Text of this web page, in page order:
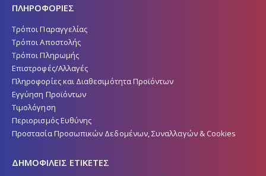
ΠΛΗΡΟΦΟΡΙΕΣ
Τρόποι Παραγγελίας
Τρόποι Αποστολής
Τρόποι Πληρωμής
Επιστροφές/Αλλαγές
Πληροφορίες και Διαθεσιμότητα Προϊόντων
Εγγύηση Προϊόντων
Τιμολόγηση
Περιορισμός Ευθύνης
Προστασία Προσωπικών Δεδομένων, Συναλλαγών & Cookies
ΔΗΜΟΦΙΛΕΙΣ ΕΤΙΚΕΤΕΣ